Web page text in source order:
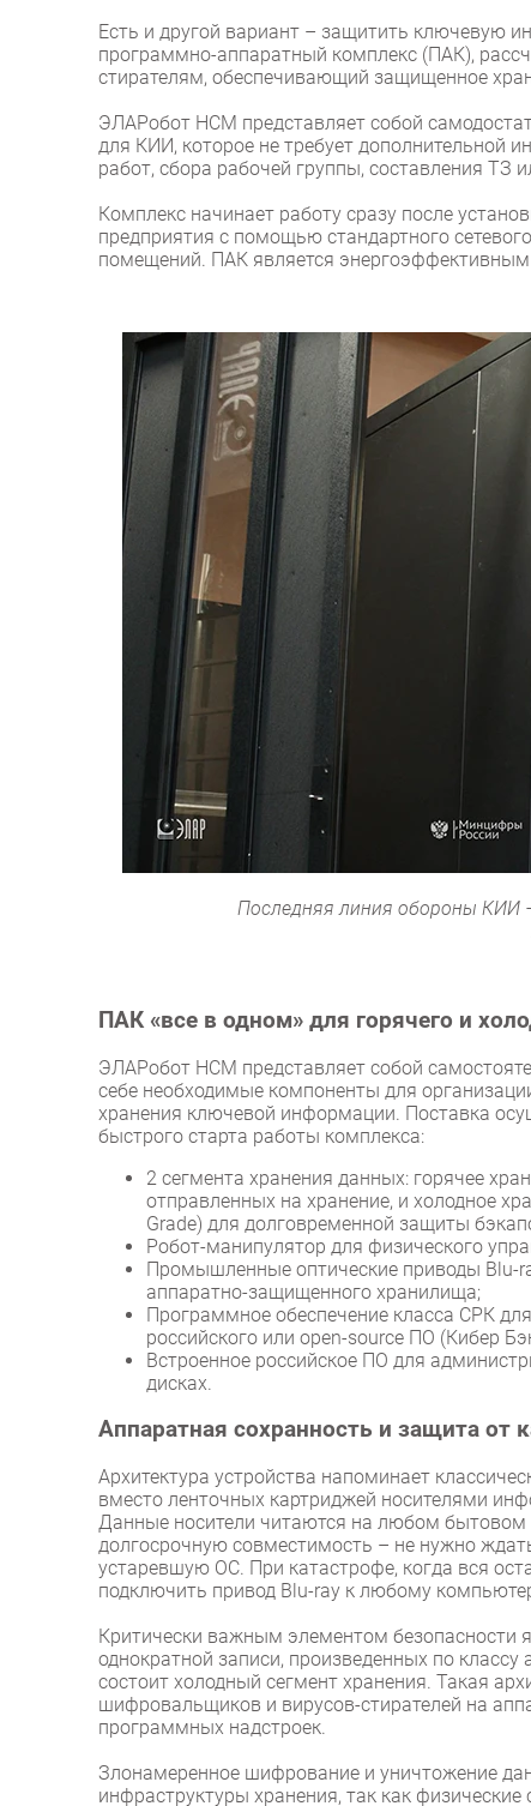
Есть и другой вариант – защитить ключевую
программно-аппаратный комплекс (ПАК),
стирателям, обеспечивающий защищенное
ЭЛАРобот НСМ представляет собой
для КИИ, которое не требует дополнительной
работ, сбора рабочей группы, составления ТЗ
Комплекс начинает работу сразу после
предприятия с помощью стандартного
помещений. ПАК является
Последняя линия обороны
ПАК «все в одном» для горячего и
ЭЛАРобот НСМ представляет собой
себе необходимые компоненты для
хранения ключевой информации. Поставка
быстрого старта работы комплекса:
2 сегмента хранения данных: горячее
отправленных на хранение, и холодное
Grade) для долговременной защиты
Робот-манипулятор для физического
Промышленные оптические приводы Blu-
аппаратно-защищенного хранилища;
Программное обеспечение класса СРК
российского или open-source ПО (Кибер
Встроенное российское ПО для
дисках.
Аппаратная сохранность и защита от
Архитектура устройства напоминает
вместо ленточных картриджей носителями
Данные носители читаются на любом бытовом
долгосрочную совместимость – не нужно
устаревшую ОС. При катастрофе, когда вся
подключить привод Blu-ray к любому
Критически важным элементом безопасности
однократной записи, произведенных по
состоит холодный сегмент хранения. Такая
шифровальщиков и вирусов-стирателей на
программных надстроек.
Злонамеренное шифрование и уничтожение
инфраструктуры хранения, так как